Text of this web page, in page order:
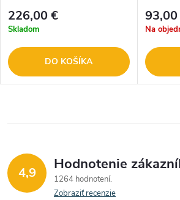
226,00 €
Skladom
DO KOŠÍKA
93,00
Na
4,9 Hodnotenie
1264 hodnotení
Zobraziť recenzie